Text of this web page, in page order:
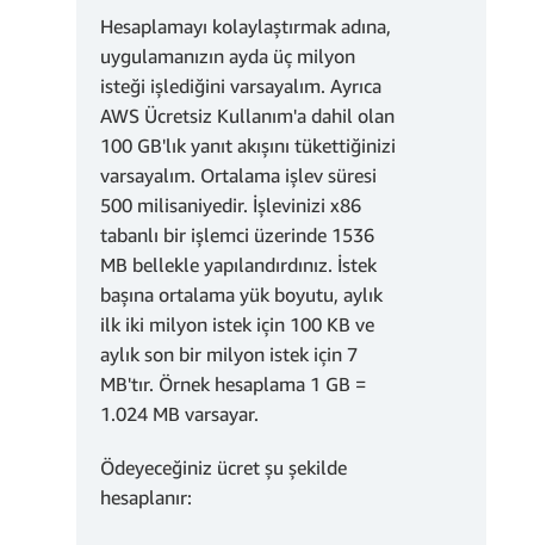
Zamanlılık devre
dışıyken işlem ücreti:
21,78 USD
Aylık istek ücreti:
2
milyon * 0,2 USD/milyon
= 0,40 USD
Aylık toplam ücret:
+ 21,78 USD + 0,40 USD =
32,26 USD
İstek ücretleri
7,44 milyon *
0,20 USD/milyon = 1,49 USD
Aylık işlem ücretleri
Hesaplamayı kolaylaştırmak adına,
uygulamanızın ayda üç milyon
isteği işlediğini varsayalım. Ayrıca
AWS Ücretsiz Kullanım'a dahil olan
100 GB'lık yanıt akışını tükettiğinizi
varsayalım. Ortalama işlev süresi
500 milisaniyedir. İşlevinizi x86
tabanlı bir işlemci üzerinde 1536
MB bellekle yapılandırdınız. İstek
başına ortalama yük boyutu, aylık
ilk iki milyon istek için 100 KB ve
aylık son bir milyon istek için 7
MB'tır. Örnek hesaplama 1 GB =
1.024 MB varsayar.
Ödeyeceğiniz ücret şu şekilde
hesaplanır: